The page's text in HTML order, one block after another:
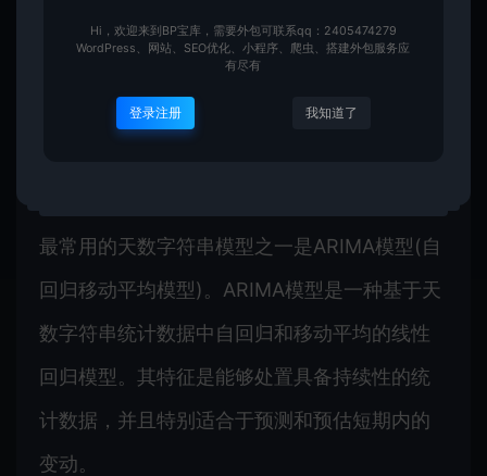
开统计数据预估，能为生产、处置、运输等各
应用领域提供更多准确的指导和优化建议。
最常用的天数字符串模型之一是ARIMA模型(自
回归移动平均模型)。ARIMA模型是一种基于天
数字符串统计数据中自回归和移动平均的线性
回归模型。其特征是能够处置具备持续性的统
计数据，并且特别适合于预测和预估短期内的
变动。
Hi，欢迎来到BP宝库，需要外包可联系qq：2405474279
WordPress、网站、SEO优化、小程序、爬虫、搭建外包服务应
有尽有
登录注册 我知道了